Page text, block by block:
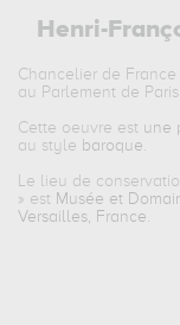
Henri-
Chancelier de France
au Parlement de Paris
Cette oeuvre est une
au style baroque.
Le lieu de
» est Musée et
Versailles, France.